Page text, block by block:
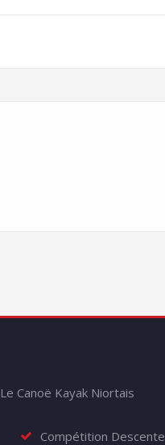
Le Canoë Kayak Niortais
Compétition Descente